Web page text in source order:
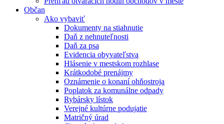
Občan
Ako vybaviť
Dokumenty na stiahnutie
Daň z nehnuteľnosti
Daň za psa
Evidencia obyvateľstva
Hlásenie v mestskom rozhlase
Krátkodobé prenájmy
Oznámenie o konaní ohňostroja
Poplatok za komunálne odpady
Rybársky lístok
Verejné kultúrne podujatie
Matričný úrad